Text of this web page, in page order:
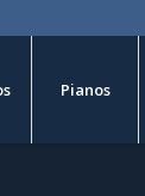
Pianos